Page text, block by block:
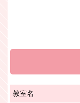
教室名